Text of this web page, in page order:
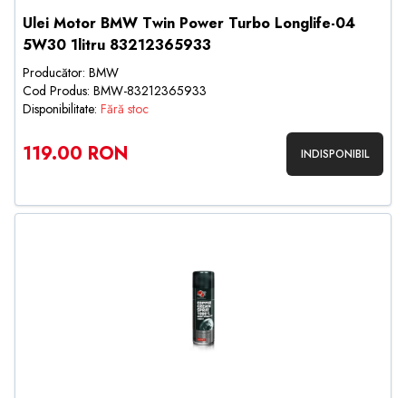
Ulei Motor BMW Twin Power Turbo Longlife-04
5W30 1litru 83212365933
Producător: BMW
Cod Produs: BMW-83212365933
Disponibilitate: Fără stoc
119.00 RON INDISPONIBIL